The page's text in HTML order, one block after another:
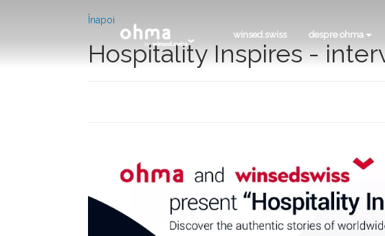
winsed.swiss despre ohma
Înapoi
Hospitality Inspires -